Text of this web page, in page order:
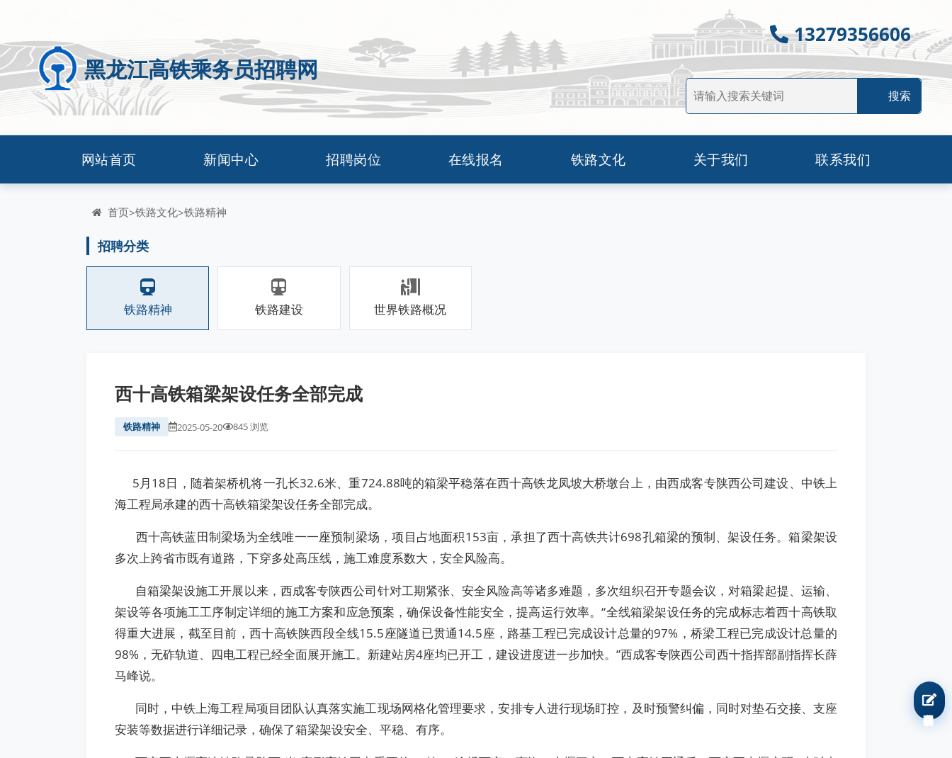
黑龙江高铁乘务员招聘网
13279356606
网站首页 新闻中心 招聘岗位 在线报名 铁路文化 关于我们 联系我们
首页>铁路文化>铁路精神
招聘分类
铁路精神 铁路建设 世界铁路概况
西十高铁箱梁架设任务全部完成
铁路精神 2025-05-20 845 浏览
5月18日，随着架桥机将一孔长32.6米、重724.88吨的箱梁平稳落在西十高铁龙凤坡大桥墩台上，由西成客专陕西公司建设、中铁上
海工程局承建的西十高铁箱梁架设任务全部完成。
西十高铁蓝田制梁场为全线唯一一座预制梁场，项目占地面积153亩，承担了西十高铁共计698孔箱梁的预制、架设任务。箱梁架设
多次上跨省市既有道路，下穿多处高压线，施工难度系数大，安全风险高。
自箱梁架设施工开展以来，西成客专陕西公司针对工期紧张、安全风险高等诸多难题，多次组织召开专题会议，对箱梁起提、运输、
架设等各项施工工序制定详细的施工方案和应急预案，确保设备性能安全，提高运行效率。“全线箱梁架设任务的完成标志着西十高铁取
得重大进展，截至目前，西十高铁陕西段全线15.5座隧道已贯通14.5座，路基工程已完成设计总量的97%，桥梁工程已完成设计总量的
98%，无砟轨道、四电工程已经全面展开施工。新建站房4座均已开工，建设进度进一步加快。”西成客专陕西公司西十指挥部副指挥长薛
马峰说。
同时，中铁上海工程局项目团队认真落实施工现场网格化管理要求，安排专人进行现场盯控，及时预警纠偏，同时对垫石交接、支座
安装等数据进行详细记录，确保了箱梁架设安全、平稳、有序。
我要报名